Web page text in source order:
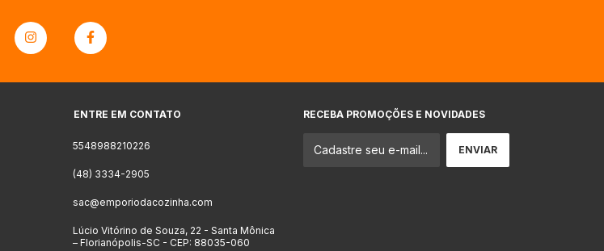
ENTRE EM CONTATO
5548988210226
(48) 3334-2905
sac@emporiodacozinha.com
Lúcio Vitórino de Souza, 22 - Santa Mônica
– Florianópolis-SC - CEP: 88035-060
RECEBA PROMOÇÕES E NOVIDADES